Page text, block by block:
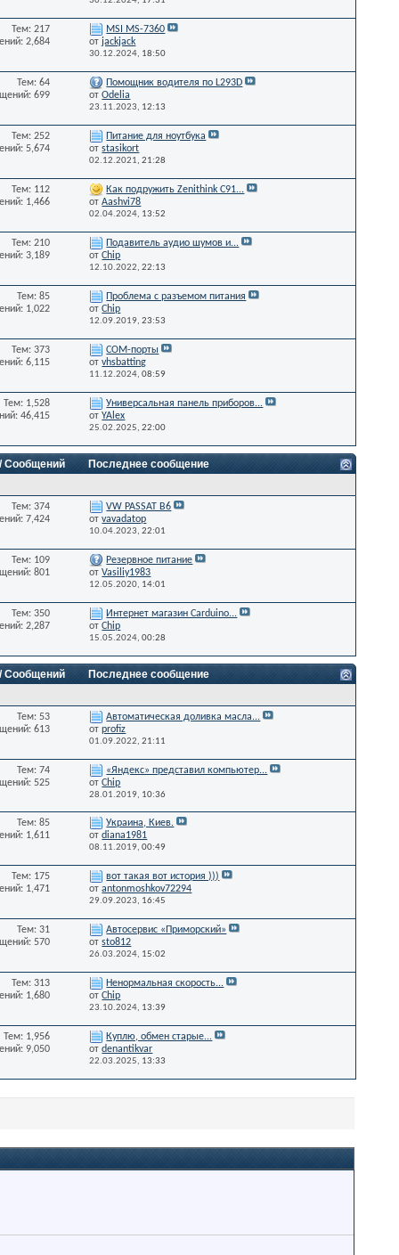
Тем: 217
2,684
MSI MS-7360
от jackjack
30.12.2024, 18:50
Тем: 64
699
Помощник водителя по L293D
отOdelia
23.11.2023, 12:13
Тем: 252
5,674
Питание для ноутбука
отstasikort
02.12.2021,21:28
Тем: 112
1,466
Как подружить Zenithink С91...
отAashvi78
02.04.2024, 13:52
Тем: 210
3,189
Подавитель аудио шумов и...
отChip
12.10.2022,22:13
Тем: 85
1,022
Проблема с разъемом питания
отChip
12.09.2019,23:53
Тем: 373
6,115
СОМ-порты
отvhsbatting
11.12.2024,08:59
Тем: 1,528
46,415
Универсальная панель приборов...
отYAlex
25.02.2025,22:00
Сообщений
Последнее сообщение
Тем: 374
7,424
VW PASSAT B6
отvavadatop
10.04.2023,22:01
Тем: 109
801
Резервное питание
отVasiliy1983
12.05.2020, 14:01
Тем: 350
2,287
Интернет магазин Carduino...
отChip
15.05.2024,00:28
Сообщений
Последнее сообщение
Тем: 53
613
Автоматическая доливка масла...
отprofiz
01.09.2022,21:11
Тем: 74
525
«Яндекс» представил компьютер...
отChip
28.01.2019, 10:36
Тем: 85
1,611
Украина, Киев.
отdiana1981
08.11.2019,00:49
Тем: 175
1,471
вот такая вот история )))
отantonmoshkov72294
29.09.2023, 16:45
Тем: 31
570
Автосервис «Приморский»
отsto812
26.03.2024, 15:02
Тем: 313
1,680
Ненормальная скорость...
отChip
23.10.2024, 13:39
Тем: 1,956
9,050
Куплю, обмен старые...
отdenantikvar
22.03.2025, 13:33